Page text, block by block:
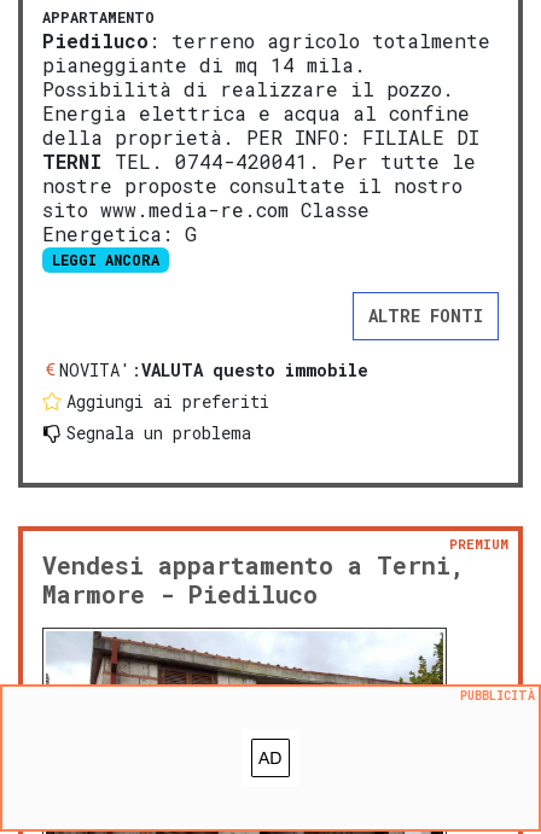
APPARTAMENTO
Piediluco : terreno agricolo totalmente
pianeggiante di mq 14 mila.
Possibilità di realizzare il pozzo.
Energia elettrica e acqua al confine
della proprietà. PER INFO: FILIALE DI
TERNI TEL. 0744-420041. Per tutte le
nostre proposte consultate il nostro
sito www.media-re.com Classe
Energetica: G
LEGGI ANCORA
ALTRE FONTI
NOVITA':VALUTA questo immobile
Aggiungi ai preferiti
Segnala un problema
Vendesi appartamento a Terni,
Marmore - Piediluco
PREMIUM
PUBBLICITÀ